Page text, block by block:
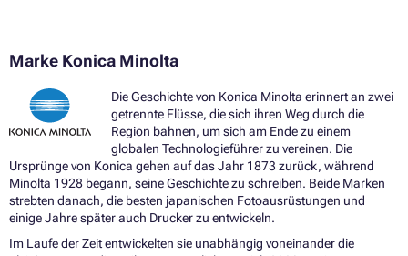
Marke Konica Minolta
Die Geschichte von Konica Minolta erinnert an zwei
getrennte Flüsse, die sich ihren Weg durch die
Region bahnen, um sich am Ende zu einem
globalen Technologieführer zu vereinen. Die
Ursprünge von Konica gehen auf das Jahr 1873 zurück, während
Minolta 1928 begann, seine Geschichte zu schreiben. Beide Marken
strebten danach, die besten japanischen Fotoausrüstungen und
einige Jahre später auch Drucker zu entwickeln.
Im Laufe der Zeit entwickelten sie unabhängig voneinander die